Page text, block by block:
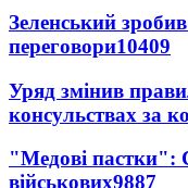
Зеленський
переговори10409
Уряд змінив
консульствах за
"Медові пастки":
військових9887